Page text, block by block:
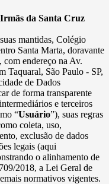
da Santa Cruz
mantidas, Colégio
Santa Marta, doravante
com endereço na Av.
Taquaral, São Paulo - SP,
de Dados
de forma transparente
e terceiros
“Usuário”), suas regras
coleta, uso,
exclusão de dados
legais (aqui
o alinhamento de
2018, a Lei Geral de
normativos vigentes.